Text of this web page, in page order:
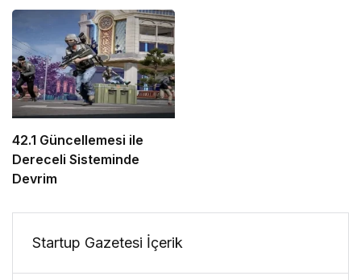
42.1 Güncellemesi ile
Dereceli Sisteminde
Devrim
Startup Gazetesi İçerik